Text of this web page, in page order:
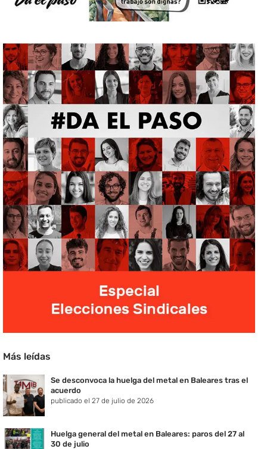
Más leídas
Se desconvoca la huelga del metal en Baleares tras el
acuerdo
publicado el 27 de julio de 2026
Huelga general del metal en Baleares: paros del 27 al
30 de julio